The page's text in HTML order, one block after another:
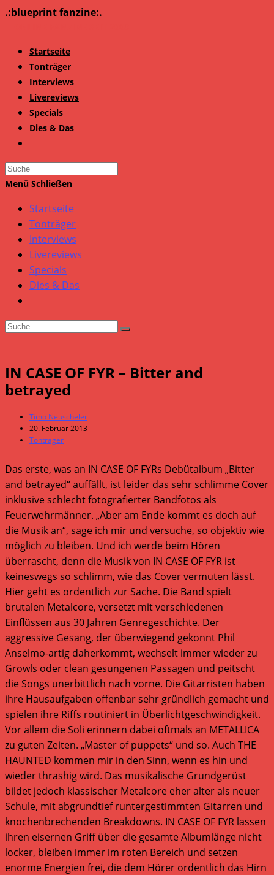
Zum
.:blueprint fanzine:.
Startseite
Tonträger
Interviews
Livereviews
Specials
Dies & Das
Search
this
Menü Schließen
Startseite
Tonträger
Interviews
Livereviews
Specials
Dies & Das
IN CASE OF FYR – Bitter and
betrayed
Beitrags-
Autor:
Timo Neuscheler
Beitrag
veröffentlicht:
20. Februar 2013
Beitrags-
Tonträger
Das erste, was an IN CASE OF FYRs Debütalbum „Bitter
and betrayed“ auffällt, ist leider das sehr schlimme Cover
inklusive schlecht fotografierter Bandfotos als
Feuerwehrmänner. „Aber am Ende kommt es doch auf
die Musik an“, sage ich mir und versuche, so objektiv wie
möglich zu bleiben. Und ich werde beim Hören
überrascht, denn die Musik von IN CASE OF FYR ist
keineswegs so schlimm, wie das Cover vermuten lässt.
Hier geht es ordentlich zur Sache. Die Band spielt
brutalen Metalcore, versetzt mit verschiedenen
Einflüssen aus 30 Jahren Genregeschichte. Der
aggressive Gesang, der überwiegend gekonnt Phil
Anselmo-artig daherkommt, wechselt immer wieder zu
Growls oder clean gesungenen Passagen und peitscht
die Songs unerbittlich nach vorne. Die Gitarristen haben
ihre Hausaufgaben offenbar sehr gründlich gemacht und
spielen ihre Riffs routiniert in Überlichtgeschwindigkeit.
Vor allem die Soli erinnern dabei oftmals an METALLICA
zu guten Zeiten. „Master of puppets“ und so. Auch THE
HAUNTED kommen mir in den Sinn, wenn es hin und
wieder thrashig wird. Das musikalische Grundgerüst
bildet jedoch klassischer Metalcore eher alter als neuer
Schule, mit abgrundtief runtergestimmten Gitarren und
knochenbrechenden Breakdowns. IN CASE OF FYR lassen
ihren eisernen Griff über die gesamte Albumlänge nicht
locker, bleiben immer im roten Bereich und setzen
enorme Energien frei, die dem Hörer ordentlich das Hirn